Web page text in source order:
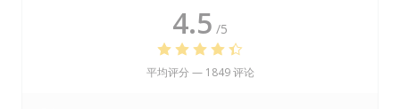
4.5 /5
平均评分 — 1849 评论